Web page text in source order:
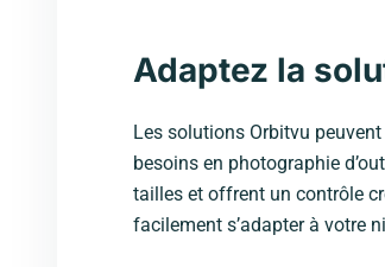
Adaptez la
Les solutions Orbitvu
besoins en photographie
tailles et offrent un contrôle
facilement s’adapter à votre